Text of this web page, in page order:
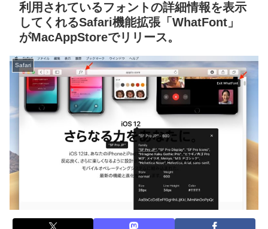
利用されているフォントの詳細情報を表示
してくれるSafari機能拡張「WhatFont」
がMacAppStoreでリリース。
Safari